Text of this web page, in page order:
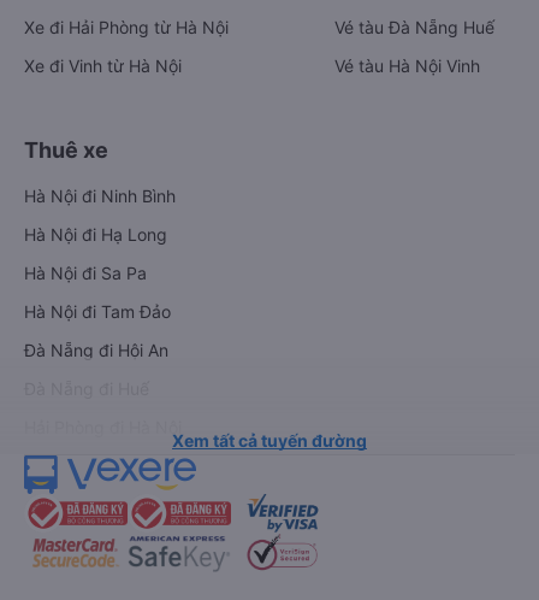
Xe đi Hải Phòng từ Hà Nội
Xe đi Vinh từ Hà Nội
Vé tàu Đà Nẵng Huế
Vé tàu Hà Nội Vinh
Thuê xe
Hà Nội đi Ninh Bình
Hà Nội đi Hạ Long
Hà Nội đi Sa Pa
Hà Nội đi Tam Đảo
Đà Nẵng đi Hội An
Xem tất cả tuyến đường